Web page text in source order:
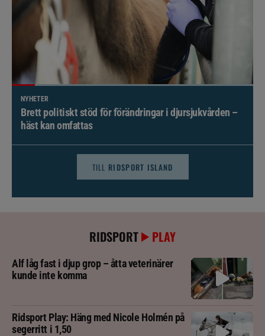
NYHETER
Brett politiskt stöd för förändringar i djursjukvården –
häst kan omfattas
TILL RIDSPORT ISLAND
RIDSPORT PLAY
Alf låg fast i djup grop – åtta veterinärer
kunde inte komma
Ridsport Play: Häng med Nicole Holmén på
segerritt i 1,50